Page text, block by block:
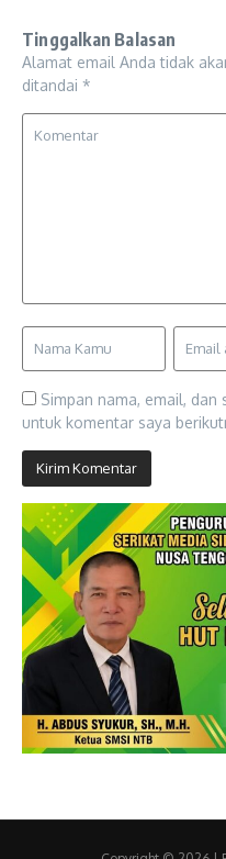
Tinggalkan Balasan
Alamat email Anda tidak
ditandai *
Simpan nama, email,
untuk komentar saya